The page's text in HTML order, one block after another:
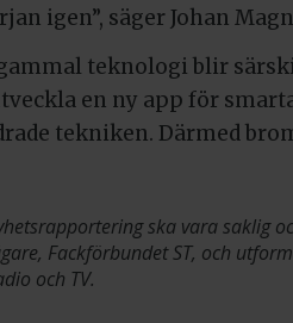
igen”, säger Johan
teknologi blir
en ny app för
tekniken. Därmed
ska vara saklig
Fackförbundet ST, och
och TV.